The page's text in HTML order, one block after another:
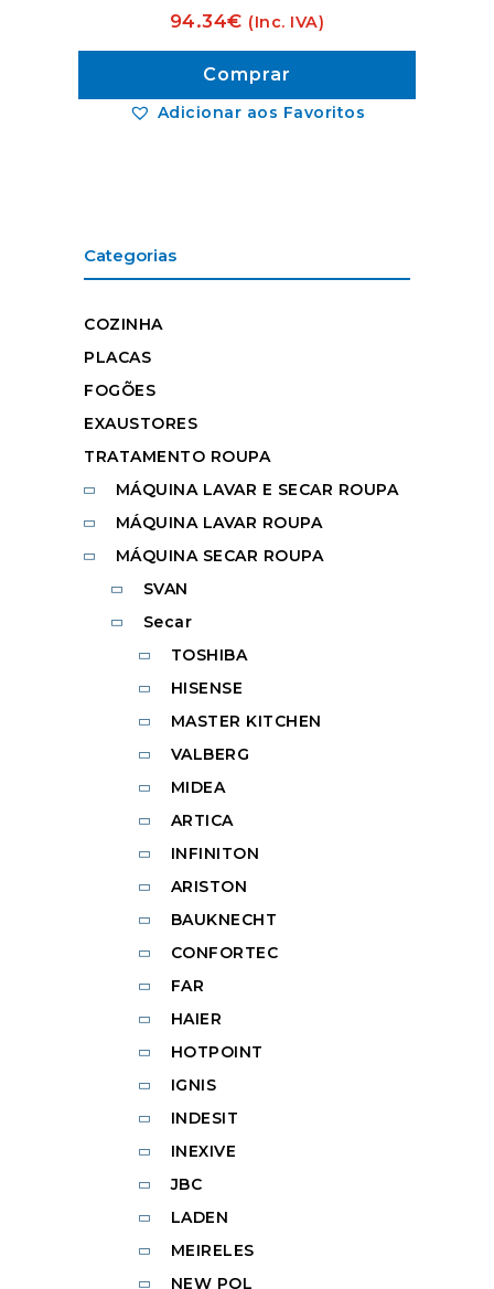
Adicionar aos Favoritos
94.34€ (Inc. IVA)
Comprar
Categorias
COZINHA
PLACAS
FOGÕES
EXAUSTORES
TRATAMENTO ROUPA
MÁQUINA LAVAR E SECAR ROUPA
MÁQUINA LAVAR ROUPA
MÁQUINA SECAR ROUPA
SVAN
Secar
TOSHIBA
HISENSE
MASTER KITCHEN
VALBERG
MIDEA
ARTICA
INFINITON
ARISTON
BAUKNECHT
CONFORTEC
FAR
HAIER
HOTPOINT
IGNIS
INDESIT
INEXIVE
JBC
LADEN
MEIRELES
NEW POL